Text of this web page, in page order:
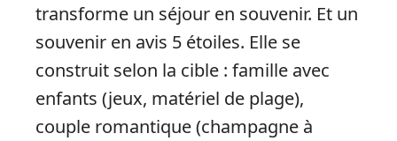
transforme un séjour en souvenir. Et un
souvenir en avis 5 étoiles. Elle se
construit selon la cible : famille avec
enfants (jeux, matériel de plage),
couple romantique (champagne à